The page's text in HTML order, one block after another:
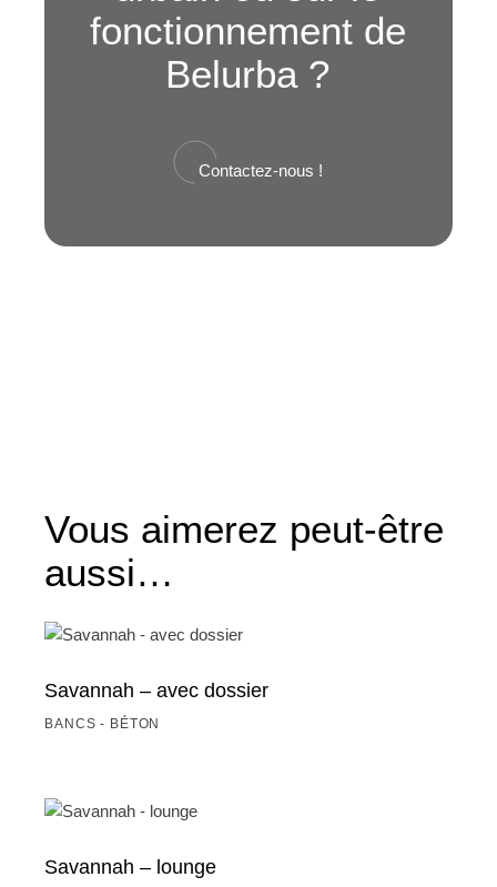
fonctionnement de
Belurba ?
Contactez-nous !
Vous aimerez peut-être
aussi…
Savannah – avec dossier
BANCS - BÉTON
Savannah – lounge